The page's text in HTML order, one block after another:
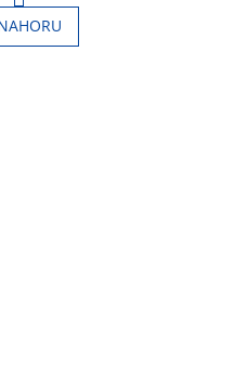
v
l
r
á
n